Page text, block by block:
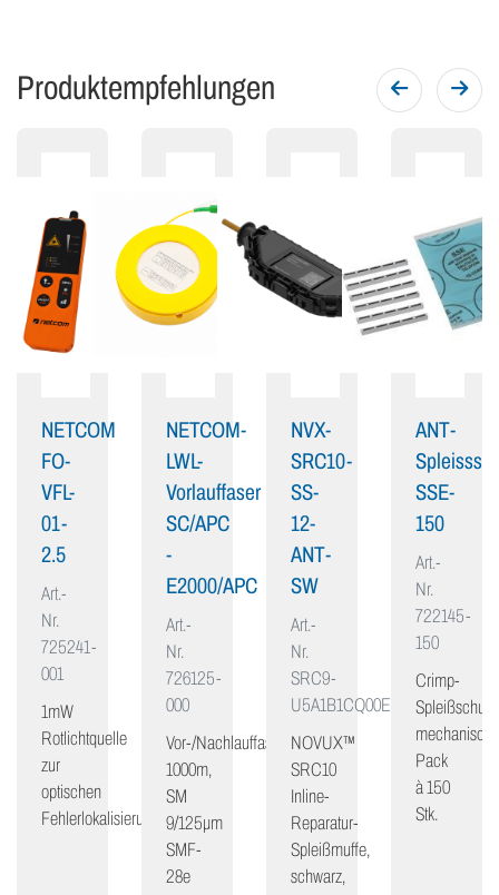
Produktempfehlungen
NETCOM
FO-
VFL-
01-
2.5
Art.-
Nr.
725241-
001
1mW
Rotlichtquelle
zur
optischen
Fehlerlokalisierung
NETCOM-
LWL-
Vorlauffaser
SC/APC
-
E2000/APC
Art.-
Nr.
726125-
000
Vor-/Nachlauffaser
1000m,
SM
9/125μm
SMF-
28e
NVX-
SRC10-
SS-
12-
ANT-
SW
Art.-
Nr.
SRC9-
U5A1B1CQ00E
NOVUX™
SRC10
Inline-
Reparatur-
Spleißmuffe,
schwarz,
ANT-
SSE-
150
Art.-
Nr.
722145-
150
Crimp-
Spleißschutz,
mechanisch,
Pack
à 150
Stk.